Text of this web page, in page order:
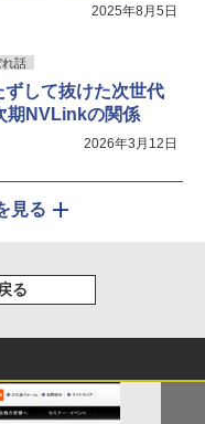
2025年8月5日
話
して抜けた次世代
期NVLinkの関係
2026年3月12日
見る
る